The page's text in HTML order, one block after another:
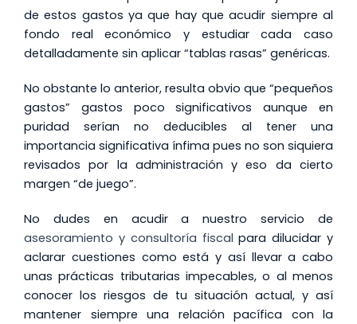
de estos gastos ya que hay que acudir siempre al
fondo real económico y estudiar cada caso
detalladamente sin aplicar “tablas rasas” genéricas.
No obstante lo anterior, resulta obvio que “pequeños
gastos” gastos poco significativos aunque en
puridad serían no deducibles al tener una
importancia significativa ínfima pues no son siquiera
revisados por la administración y eso da cierto
margen “de juego”.
No dudes en acudir a nuestro servicio de
asesoramiento y consultoría fiscal para dilucidar y
aclarar cuestiones como está y así llevar a cabo
unas prácticas tributarias impecables, o al menos
conocer los riesgos de tu situación actual, y así
mantener siempre una relación pacífica con la